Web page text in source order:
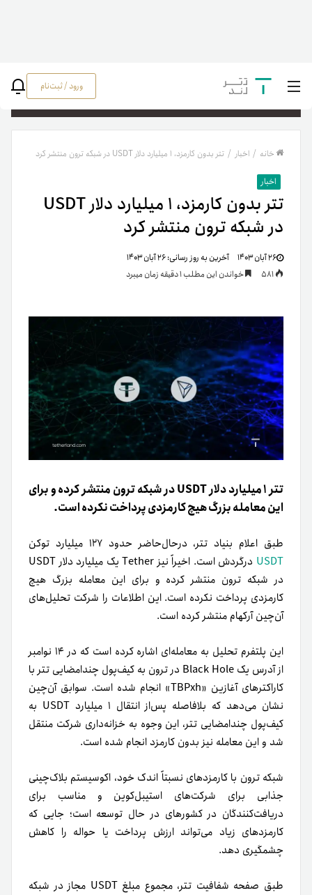
ورود / ثبت‌نام
خانه / اخبار / تتر بدون کارمزد، ۱ میلیارد دلار USDT در شبکه ترون منتشر کرد
اخبار
تتر بدون کارمزد، ۱ میلیارد دلار USDT
در شبکه ترون منتشر کرد
۲۶ آبان ۱۴۰۳ آخرین به روز رسانی:۲۶ آبان ۱۴۰۳
خواندن این مطلب 1 دقیقه زمان میبرد
تتر ۱ میلیارد دلار USDT در شبکه ترون منتشر کرده و برای
این معامله بزرگ هیچ کارمزدی پرداخت نکرده است.
طبق اعلام بنیاد تتر، در‌حال‌حاضر حدود ۱۲۷ میلیارد توکن
USDT
درگردش است. اخیراً نیز Tether یک میلیارد دلار USDT
در شبکه ترون منتشر کرده و برای این معامله بزرگ هیچ
کارمزدی پرداخت نکرده است. این اطلاعات را شرکت تحلیل‌های
آن‌چین آرکهام منتشر کرده است.
این پلتفرم تحلیل به معامله‌ای اشاره کرده است که در ۱۴ نوامبر
از آدرس یک Black Hole در ترون به کیف‌پول چندامضایی تتر با
کاراکترهای آغازین «TBPxh» انجام شده است. سوابق آن‌چین
نشان می‌دهد که بلافاصله پس‌از انتقال ۱ میلیارد USDT به
کیف‌پول چندامضایی تتر، این وجوه به خزانه‌داری شرکت منتقل
شد و این معامله نیز بدون کارمزد انجام شده است.
شبکه ترون با کارمزدهای نسبتاً اندک خود، اکوسیستم بلاک‌چینی
جذابی برای شرکت‌های استیبل‌کوین و مناسب برای
دریافت‌کنندگان در کشورهای در حال توسعه است؛ جایی که
کارمزدهای زیاد می‌تواند ارزش پرداخت یا حواله را کاهش
چشمگیری دهد.
طبق صفحه شفافیت تتر، مجموع مبلغ USDT مجاز در شبکه